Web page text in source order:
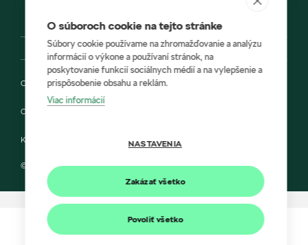
Ochrana osobných údajov
Cookies
Kontakt
© 2022 KARIREAL SLOVAKIA a Škoda Auto Slovensko s.r.o.
O súboroch cookie na tejto stránke
Súbory cookie používame na zhromažďovanie a analýzu
informácií o výkone a používaní stránok, na
poskytovanie funkcií sociálnych médií a na vylepšenie a
prispôsobenie obsahu a reklám.
Viac informácií
NASTAVENIA
Zakázať všetko
Povoliť všetko